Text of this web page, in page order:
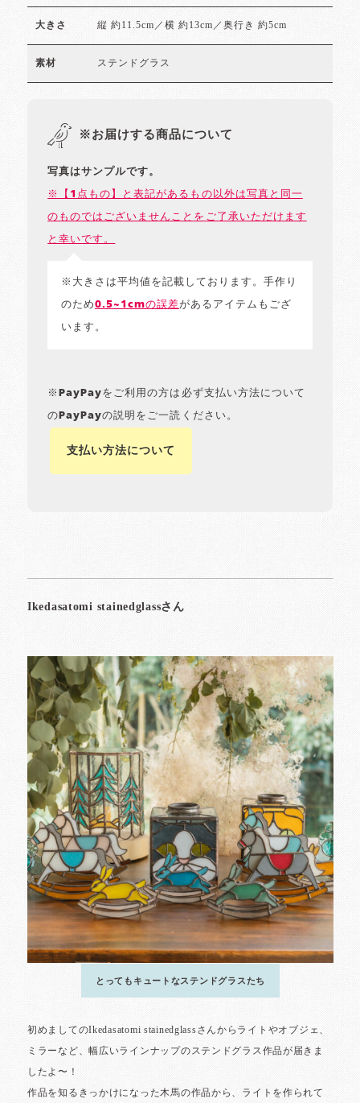
大きさ 縦 約11.5cm／横 約13cm／奥行き 約5cm
素材 ステンドグラス
※お届けする商品について
写真はサンプルです。
※【1点もの】と表記があるもの以外は写真と同一
のものではございませんことをご了承いただけます
と幸いです。
※大きさは平均値を記載しております。手作り
のため0.5~1cmの誤差があるアイテムもござ
います。
※PayPayをご利用の方は必ず支払い方法について
のPayPayの説明をご一読ください。
支払い方法について